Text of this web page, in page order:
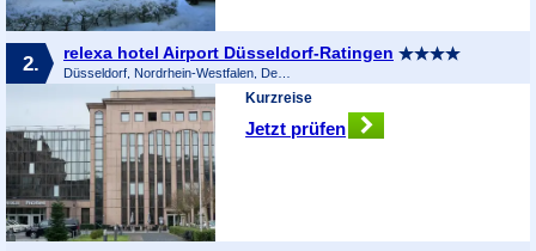
2. relexa hotel Airport Düsseldorf-Ratingen
Düsseldorf, Nordrhein-Westfalen, Deutschland
Kurzreise
Jetzt prüfen